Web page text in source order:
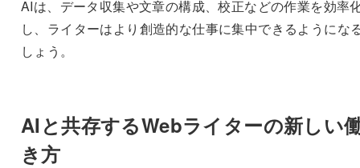
AIは、データ収集や文章の構成、校正などの作業を効率
し、ライターはより創造的な仕事に集中できるようにな
しょう。
AIと共存するWebライターの新しい
き方